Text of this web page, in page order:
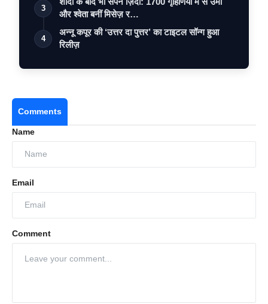
3
और श्वेता बनीं मिसेज़ र…
4
अन्नू कपूर की ‘उत्तर दा पुत्तर’ का टाइटल सॉन्ग हुआ
रिलीज़
Comments
Name
Email
Comment